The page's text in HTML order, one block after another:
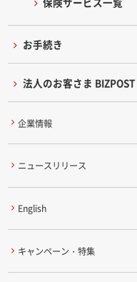
お手続き
法人のお客さま BIZPOST
企業情報
ニュースリリース
English
キャンペーン・特集